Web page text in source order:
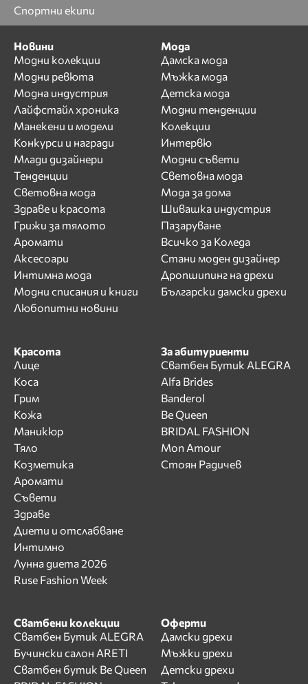
Спортни екипи
Новини
Модни колекции
Модни ревюта
Модна индустрия
Лайфстайл хроника
Манекени и модели
Конкурси и награди
Млади дизайнери
Тенденции
Световна мода
Здраве и красота
Грижи за тялото
Аромати
Аксесоари
Интимна мода
Модни списания и книги
Любопитни новини
Мода
Дамска мода
Мъжка мода
Детска мода
Модни тенденции
Колекции
Интервю
Модни съвети
Световна мода
Мода за дома
Шивашка индустрия
Пазаруване
Всичко за Коледа
Стани моден дизайнер
Дропшипинг на дрехи
Български дамски дрехи
Красота
Лице
Коса
Грим
Кожа
Маникюр
Тяло
Козметика
Аромати
Съвети
Здраве
Диети и отслабване
Интимно
Лунна диета 2026
Ruse Fashion Week
За абитуриенти
Сватбен Бутик ALEGRA
Alfa Brides
Banderol
Be Queen
BRIDAL FASHION
Mon Amour
Стоян Радичев
Сватбени колекции
Сватбен Бутик ALEGRA
Бучински салон ARETI
Сватбен бутик Be Queen
Оферти
Дамски дрехи
Мъжки дрехи
Детски дрехи